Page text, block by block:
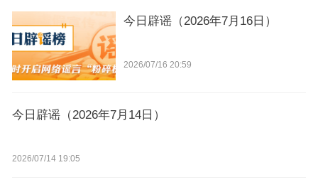
今日辟谣（2026年7月16日）
2026/07/16 20:59
今日辟谣（2026年7月14日）
2026/07/14 19:05